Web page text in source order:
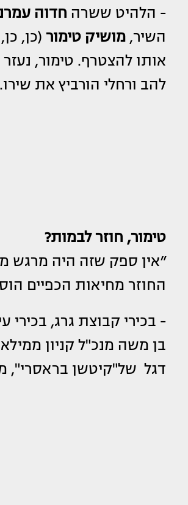
- הלהיט ששרה חדוה
השיר,מושיק טימור
אותו להצטרף. טימור,
להב ורחלי הורביץ את
טימור, חוזר לבמות?
״אין ספק שזה היה מרגש
החוזר מחיאות הכפיים
- בכירי קבוצת גרג, בכירי
בן משה מנכ"ל קניון
דגל של"קיטשן בראסרי",